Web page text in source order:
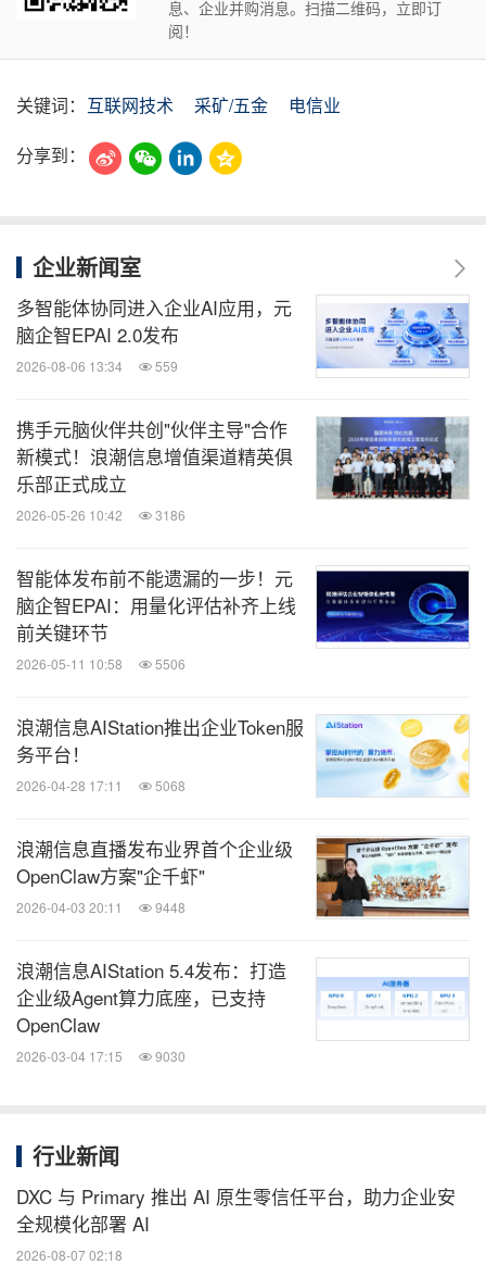
息、企业并购消息。扫描二维码，立即订
阅！
关键词： 互联网技术 采矿/五金
电信业
分享到：
企业新闻室
多智能体协同进入企业AI应用，元
脑企智EPAI 2.0发布
2026-08-06 13:34 559
携手元脑伙伴共创"伙伴主导"合作
新模式！浪潮信息增值渠道精英俱
乐部正式成立
2026-05-26 10:42 3186
智能体发布前不能遗漏的一步！元
脑企智EPAI：用量化评估补齐上线
前关键环节
2026-05-11 10:58 5506
浪潮信息AIStation推出企业Token服
务平台！
2026-04-28 17:11 5068
浪潮信息直播发布业界首个企业级
OpenClaw方案"企千虾"
2026-04-03 20:11 9448
浪潮信息AIStation 5.4发布：打造
企业级Agent算力底座，已支持
OpenClaw
2026-03-04 17:15 9030
行业新闻
DXC 与 Primary 推出 AI 原生零信任平台，助力企业安
全规模化部署 AI
2026-08-07 02:18